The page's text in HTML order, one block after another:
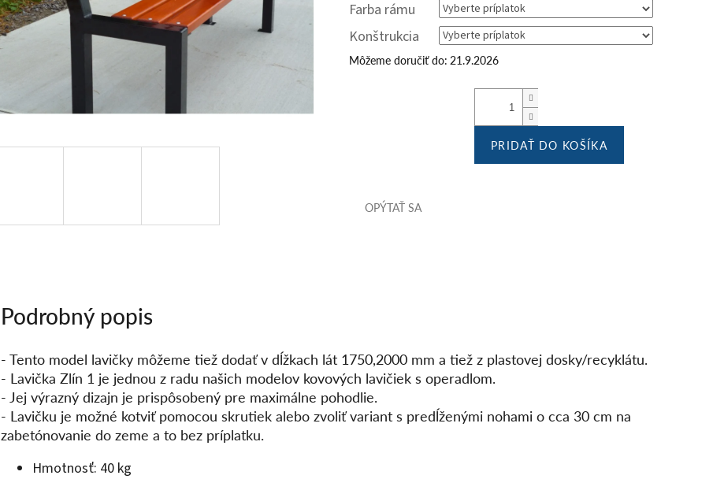
Farba rámu
Konštrukcia
Môžeme doručiť do: 21.9.2026
PRIDAŤ DO KOŠÍKA
OPÝTAŤ SA
Podrobný popis
- Tento model lavičky môžeme tiež dodať v dĺžkach lát 1750,2000 mm a tiež z plastovej dosky/recyklátu.
- Lavička Zlín 1 je jednou z radu našich modelov kovových lavičiek s operadlom.
- Jej výrazný dizajn je prispôsobený pre maximálne pohodlie.
- Lavičku je možné kotviť pomocou skrutiek alebo zvoliť variant s predĺženými nohami o cca 30 cm na
zabetónovanie do zeme a to bez príplatku.
Hmotnosť: 40 kg